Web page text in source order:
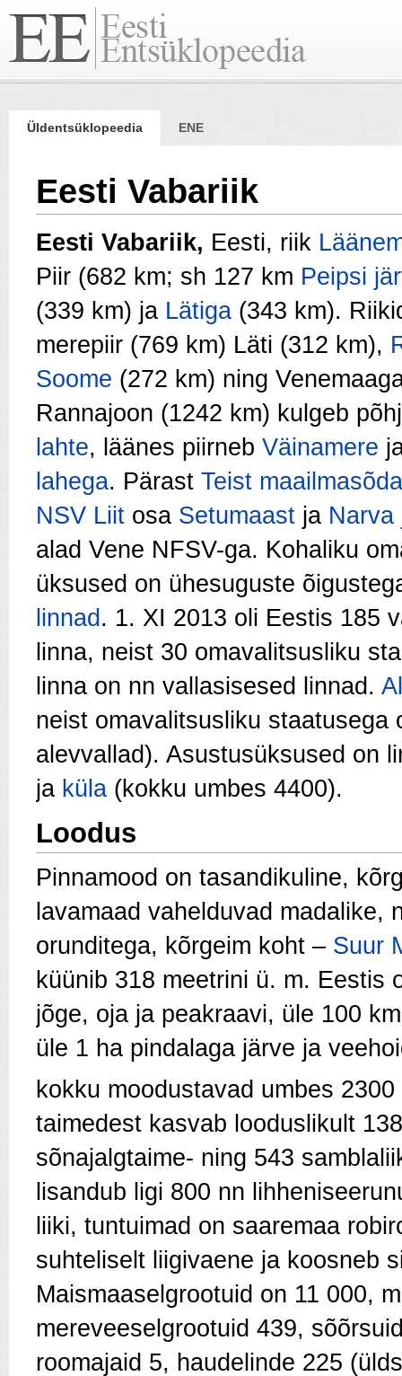
Üldentsüklopeedia ENE
Eesti Vabariik
Eesti Vabariik, Eesti, riik
Piir (682 km; sh 127 km Peipsi
(339 km) ja Lätiga (343 km).
merepiir (769 km) Läti (312 km),
Soome (272 km) ning
Rannajoon (1242 km) kulgeb
lahte, läänes piirneb Väinamere
lahega. Pärast Teist maailmasõda
NSV Liit osa Setumaast ja Narva
alad Vene NFSV-ga. Kohaliku
üksused on ühesuguste
linnad . 1. XI 2013 oli Eestis 185
linna, neist 30 omavalitsusliku
linna on nn vallasisesed linnad.
neist omavalitsusliku staatusega
alevvallad). Asustusüksused on
ja küla (kokku umbes 4400).
Loodus
Pinnamood on tasandikuline,
lavamaad vahelduvad madalike,
orunditega, kõrgeim koht – Suur
küünib 318 meetrini ü. m. Eestis
jõge, oja ja peakraavi, üle 100
üle 1 ha pindalaga järve ja
kokku moodustavad umbes 2300
taimedest kasvab looduslikult
sõnajalgtaime- ning 543
lisandub ligi 800 nn
liiki, tuntuimad on saaremaa
suhteliselt liigivaene ja koosneb
Maismaaselgrootuid on 11 000,
mereveeselgrootuid 439,
roomajaid 5, haudelinde 225